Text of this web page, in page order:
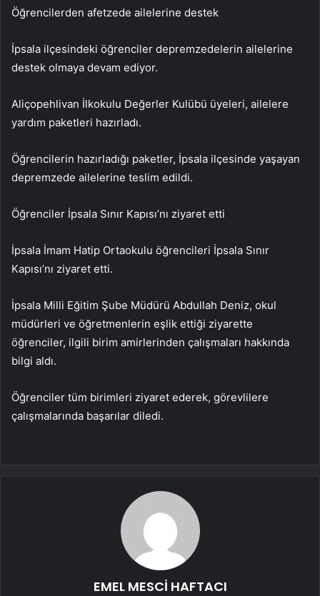
Öğrencilerden afetzede ailelerine destek
İpsala ilçesindeki öğrenciler depremzedelerin ailelerine
destek olmaya devam ediyor.
Aliçopehlivan İlkokulu Değerler Kulübü üyeleri, ailelere
yardım paketleri hazırladı.
Öğrencilerin hazırladığı paketler, İpsala ilçesinde yaşayan
depremzede ailelerine teslim edildi.
Öğrenciler İpsala Sınır Kapısı’nı ziyaret etti
İpsala İmam Hatip Ortaokulu öğrencileri İpsala Sınır
Kapısı’nı ziyaret etti.
İpsala Milli Eğitim Şube Müdürü Abdullah Deniz, okul
müdürleri ve öğretmenlerin eşlik ettiği ziyarette
öğrenciler, ilgili birim amirlerinden çalışmaları hakkında
bilgi aldı.
Öğrenciler tüm birimleri ziyaret ederek, görevlilere
çalışmalarında başarılar diledi.
EMEL MESCİ HAFTACI